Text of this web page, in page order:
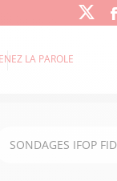
LA PAROLE
SONDAGES IFOP